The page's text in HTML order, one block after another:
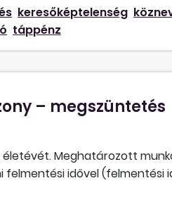
keresőképtelenség
táppénz
– megszüntetés
Meghatározott
felmentési idővel (felmentési
idővel a határozott idő